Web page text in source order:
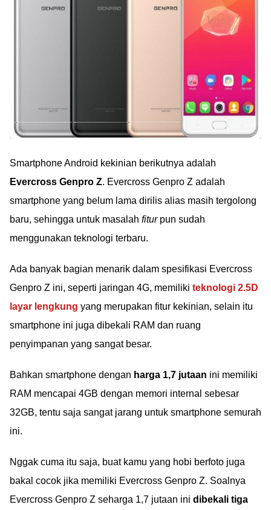
Smartphone Android kekinian berikutnya adalah
Evercross Genpro Z. Evercross Genpro Z adalah
smartphone yang belum lama dirilis alias masih tergolong
baru, sehingga untuk masalah fiturpun sudah
menggunakan teknologi terbaru.
Ada banyak bagian menarik dalam spesifikasi Evercross
Genpro Z ini, seperti jaringan 4G, memiliki teknologi 2.5D
layar lengkung yang merupakan fitur kekinian, selain itu
smartphone ini juga dibekali RAM dan ruang
penyimpanan yang sangat besar.
Bahkan smartphone dengan harga 1,7 jutaan ini memiliki
RAM mencapai 4GB dengan memori internal sebesar
32GB, tentu saja sangat jarang untuk smartphone semurah
ini.
Nggak cuma itu saja, buat kamu yang hobi berfoto juga
bakal cocok jika memiliki Evercross Genpro Z. Soalnya
Evercross Genpro Z seharga 1,7 jutaan ini dibekali tiga